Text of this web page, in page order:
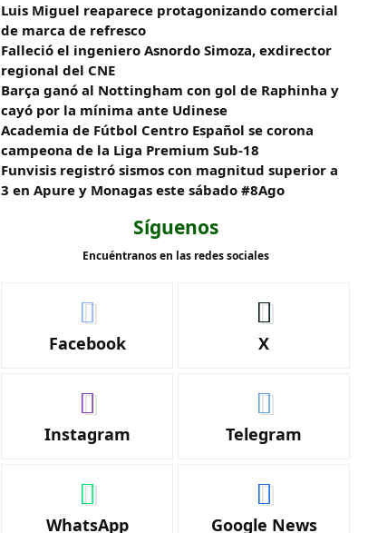
Luis Miguel reaparece protagonizando comercial
de marca de refresco
Falleció el ingeniero Asnordo Simoza, exdirector
regional del CNE
Barça ganó al Nottingham con gol de Raphinha y
cayó por la mínima ante Udinese
Academia de Fútbol Centro Español se corona
campeona de la Liga Premium Sub-18
Funvisis registró sismos con magnitud superior a
3 en Apure y Monagas este sábado #8Ago
Síguenos
Encuéntranos en las redes sociales
Facebook X
Instagram Telegram
WhatsApp Google News